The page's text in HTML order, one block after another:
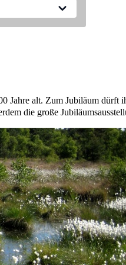
100 Jahre alt.
ihren
alt. Zum Jubiläum dürft
die große